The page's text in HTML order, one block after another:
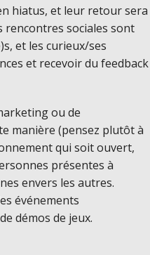
hiatus, et leur retour sera
rencontres sociales sont
et les curieux/ses
et recevoir du feedback
ou de
manière (pensez plutôt à
qui soit ouvert,
présentes à
envers les autres.
événements
démos de jeux.